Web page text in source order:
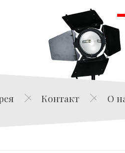
Film Agencja Aktorska
Контакт О